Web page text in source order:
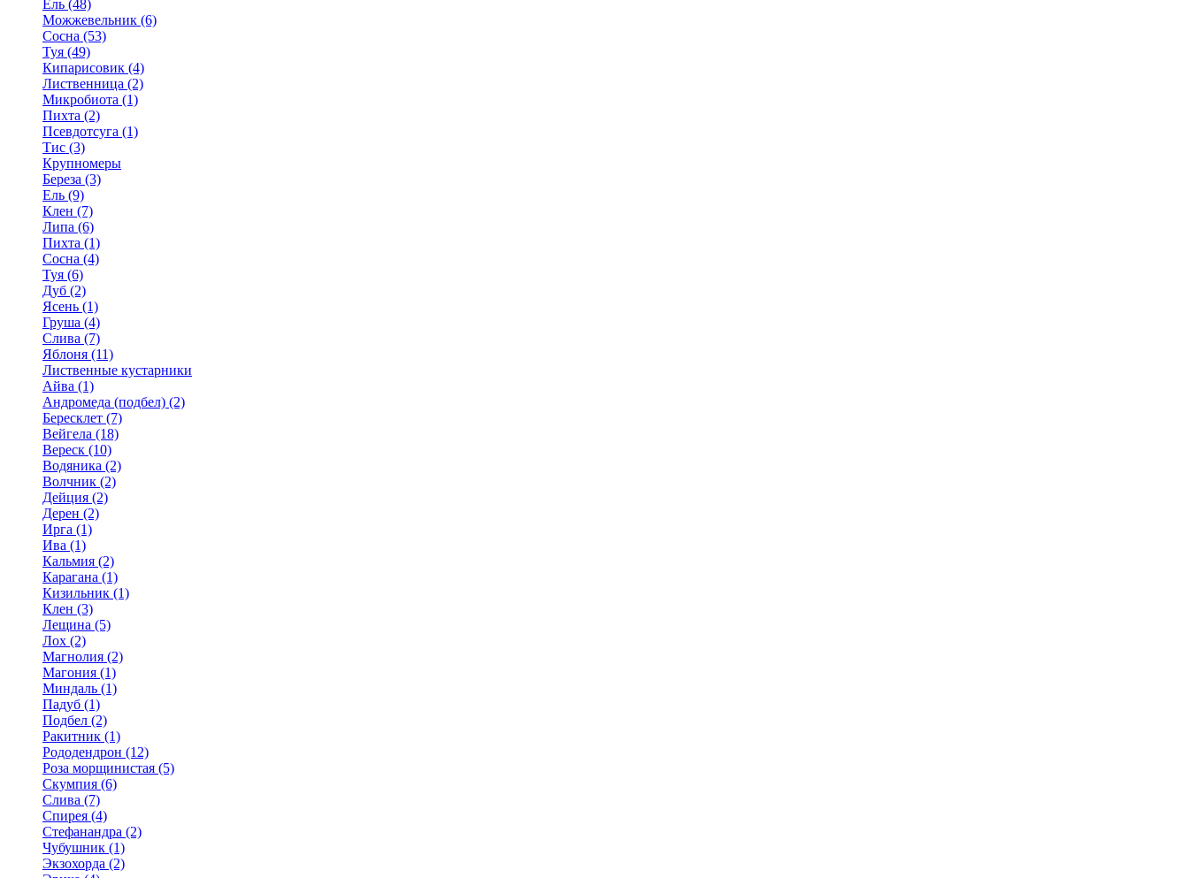
Ель (48)
Можжевельник (6)
Сосна (53)
Туя (49)
Кипарисовик (4)
Лиственница (2)
Микробиота (1)
Пихта (2)
Псевдотсуга (1)
Тис (3)
Крупномеры
Береза (3)
Ель (9)
Клен (7)
Липа (6)
Пихта (1)
Сосна (4)
Туя (6)
Дуб (2)
Ясень (1)
Груша (4)
Слива (7)
Яблоня (11)
Лиственные кустарники
Айва (1)
Андромеда (подбел) (2)
Бересклет (7)
Вейгела (18)
Вереск (10)
Водяника (2)
Волчник (2)
Дейция (2)
Дерен (2)
Ирга (1)
Ива (1)
Кальмия (2)
Карагана (1)
Кизильник (1)
Клен (3)
Лещина (5)
Лох (2)
Магнолия (2)
Магония (1)
Миндаль (1)
Падуб (1)
Подбел (2)
Ракитник (1)
Рододендрон (12)
Роза морщинистая (5)
Скумпия (6)
Слива (7)
Спирея (4)
Стефанандра (2)
Чубушник (1)
Экзохорда (2)